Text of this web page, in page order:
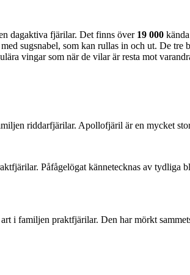
dagaktiva fjärilar. Det finns över 19 000
sugsnabel, som kan rullas in och ut. De
vingar som när de vilar är resta mot
riddarfjärilar. Apollofjäril är en mycket
Påfågelögat kännetecknas av tydliga
i familjen praktfjärilar. Den har mörkt